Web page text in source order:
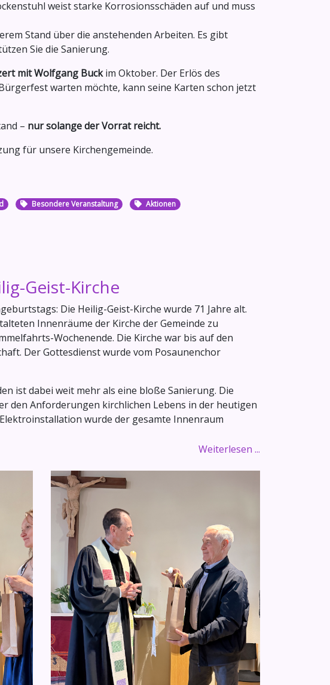
weist starke Korrosionsschäden auf und muss
Stand über die anstehenden Arbeiten. Es gibt
Sie die Sanierung.
mit Wolfgang Buckim Oktober. Der Erlös des
warten möchte, kann seine Karten schon jetzt
– nur solange der Vorrat reicht.
für unsere Kirchengemeinde.
Besondere Veranstaltung
Aktionen
Geist-Kirche
Die Heilig-Geist-Kirche wurde 71 Jahre alt.
Innenräume der Kirche der Gemeinde zu
Wochenende. Die Kirche war bis auf den
Der Gottesdienst wurde vom Posaunenchor
ist dabei weit mehr als eine bloße Sanierung. Die
den Anforderungen kirchlichen Lebens in der heutigen
wurde der gesamte Innenraum
Weiterlesen ...